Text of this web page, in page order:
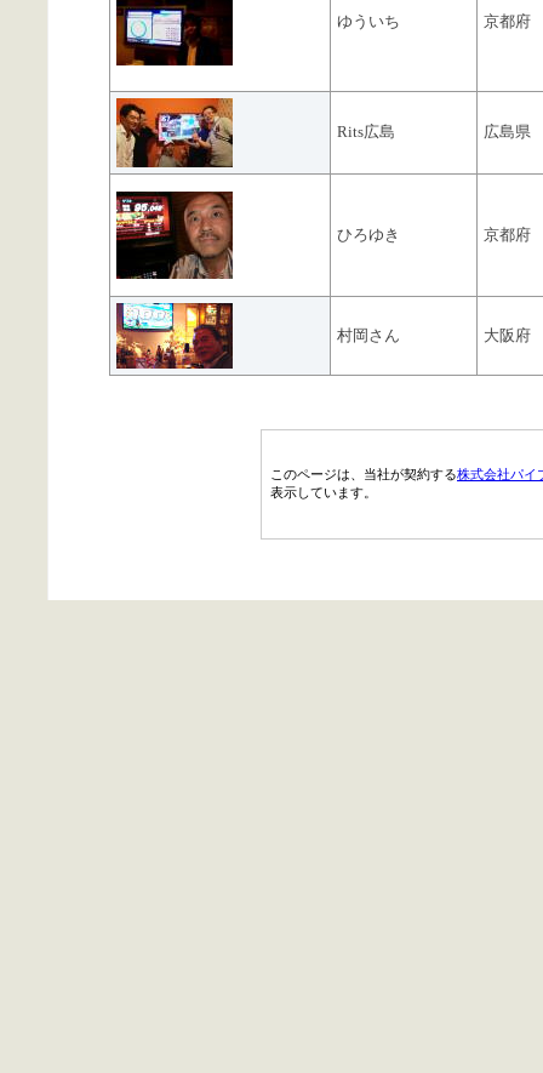
ゆういち 京都府
Rits広島 広島県
ひろゆき 京都府
村岡さん 大阪府
このページは、当社が契約する株式会社パイ
表示しています。